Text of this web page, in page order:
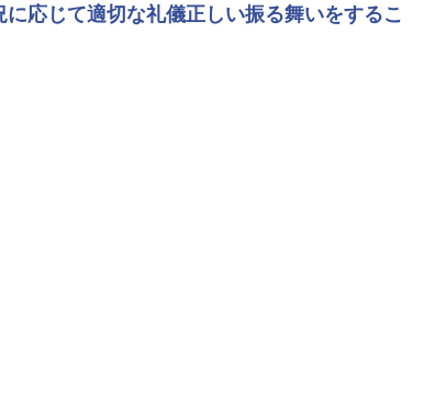
に応じて適切な礼儀正しい振る舞いをするこ